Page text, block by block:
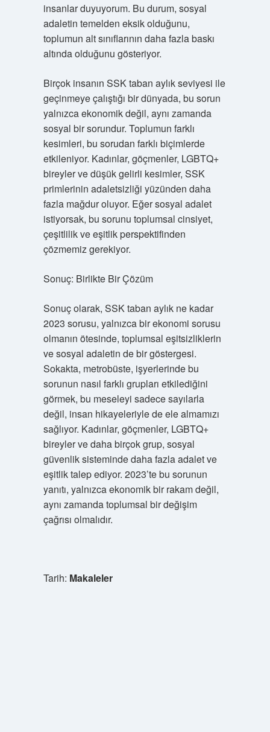
insanlar duyuyorum. Bu durum, sosyal
adaletin temelden eksik olduğunu,
toplumun alt sınıflarının daha fazla baskı
altında olduğunu gösteriyor.
Birçok insanın SSK taban aylık seviyesi ile
geçinmeye çalıştığı bir dünyada, bu sorun
yalnızca ekonomik değil, aynı zamanda
sosyal bir sorundur. Toplumun farklı
kesimleri, bu sorudan farklı biçimlerde
etkileniyor. Kadınlar, göçmenler, LGBTQ+
bireyler ve düşük gelirli kesimler, SSK
primlerinin adaletsizliği yüzünden daha
fazla mağdur oluyor. Eğer sosyal adalet
istiyorsak, bu sorunu toplumsal cinsiyet,
çeşitlilik ve eşitlik perspektifinden
çözmemiz gerekiyor.
Sonuç: Birlikte Bir Çözüm
Sonuç olarak, SSK taban aylık ne kadar
2023 sorusu, yalnızca bir ekonomi sorusu
olmanın ötesinde, toplumsal eşitsizliklerin
ve sosyal adaletin de bir göstergesi.
Sokakta, metrobüste, işyerlerinde bu
sorunun nasıl farklı grupları etkilediğini
görmek, bu meseleyi sadece sayılarla
değil, insan hikayeleriyle de ele almamızı
sağlıyor. Kadınlar, göçmenler, LGBTQ+
bireyler ve daha birçok grup, sosyal
güvenlik sisteminde daha fazla adalet ve
eşitlik talep ediyor. 2023’te bu sorunun
yanıtı, yalnızca ekonomik bir rakam değil,
aynı zamanda toplumsal bir değişim
çağrısı olmalıdır.
Tarih: Makaleler